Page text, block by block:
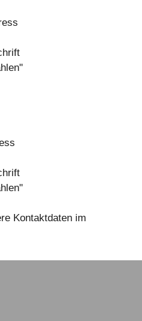
Kontaktdaten im